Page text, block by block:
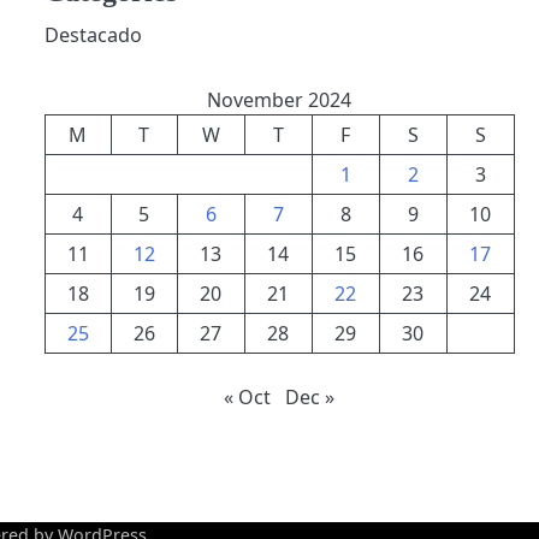
Destacado
November 2024
M
T W T F S
S
1
2
3
4
5 6 7 8 9
10
11
12 13 14 15 16
17
18
19 20 21 22 23
24
25
26 27 28 29 30
« Oct Dec »